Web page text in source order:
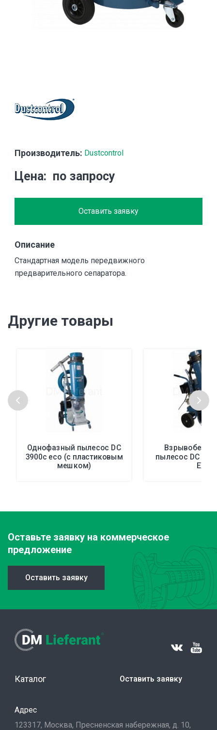
Производитель: Dustcontrol
Цена по запросу
Оставить заявку
Описание
Стандартная модель передвижного
предварительного сепаратора.
Другие товары
Однофазный пылесос DC
3900c eco (с пластиковым
мешком)
пылесос DC
EX
Оставьте заявку на коммерческое
предложение
Оставить заявку
Каталог Оставить заявку
Адрес
123317, Москва, Пресненская набережная, д. 10,